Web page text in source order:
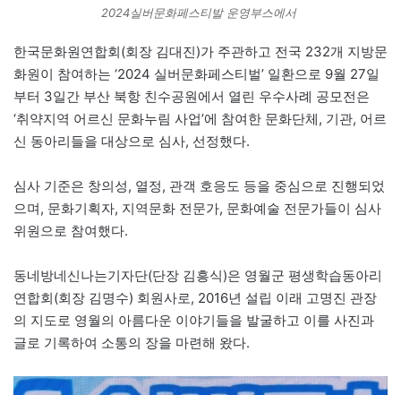
2024실버문화페스티발 운영부스에서
한국문화원연합회(회장 김대진)가 주관하고 전국 232개 지방문
화원이 참여하는 ‘2024 실버문화페스티벌’ 일환으로 9월 27일
부터 3일간 부산 북항 친수공원에서 열린 우수사례 공모전은
‘취약지역 어르신 문화누림 사업’에 참여한 문화단체, 기관, 어르
신 동아리들을 대상으로 심사, 선정했다.
심사 기준은 창의성, 열정, 관객 호응도 등을 중심으로 진행되었
으며, 문화기획자, 지역문화 전문가, 문화예술 전문가들이 심사
위원으로 참여했다.
동네방네신나는기자단(단장 김흥식)은 영월군 평생학습동아리
연합회(회장 김명수) 회원사로, 2016년 설립 이래 고명진 관장
의 지도로 영월의 아름다운 이야기들을 발굴하고 이를 사진과
글로 기록하여 소통의 장을 마련해 왔다.